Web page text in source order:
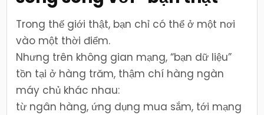
Trong thế giới thật, bạn chỉ có thể ở một nơi
vào một thời điểm.
Nhưng trên không gian mạng, “bạn dữ liệu”
tồn tại ở hàng trăm, thậm chí hàng ngàn
máy chủ khác nhau:
từ ngân hàng, ứng dụng mua sắm, tới mạng